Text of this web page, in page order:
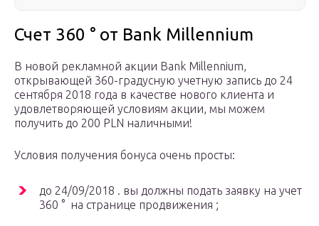
Счет 360 ° от Bank Millennium
В новой рекламной акции Bank Millennium,
открывающей 360-градусную учетную запись до 24
сентября 2018 года в качестве нового клиента и
удовлетворяющей условиям акции, мы можем
получить до 200 PLN наличными!
Условия получения бонуса очень просты:
до 24/09/2018 . вы должны подать заявку на учет
360 ° на странице продвижения ;